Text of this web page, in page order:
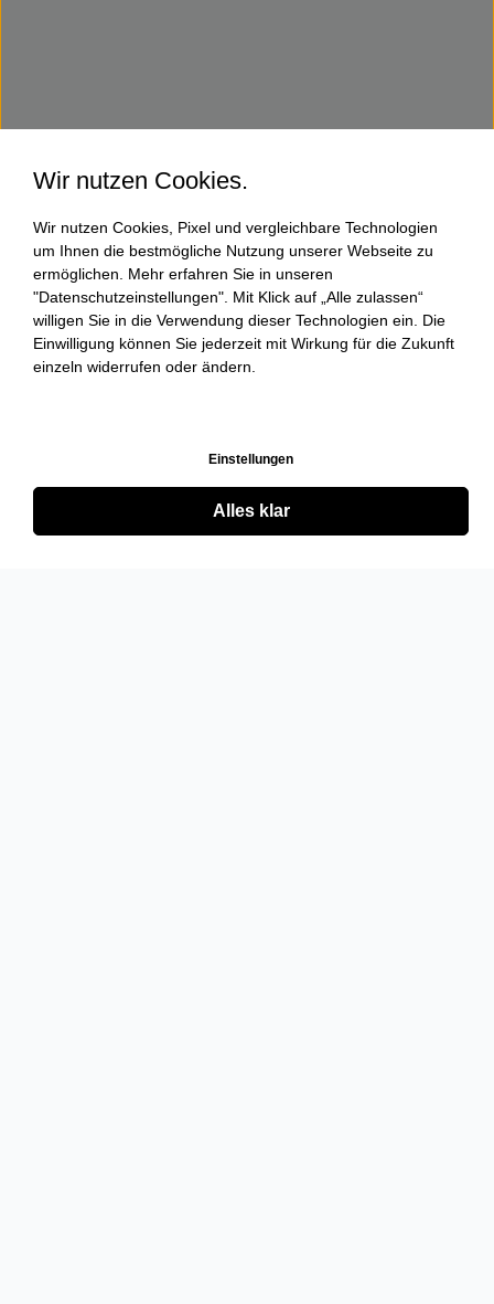
Wir nutzen Cookies.
Wir nutzen Cookies, Pixel und vergleichbare Technologien
um Ihnen die bestmögliche Nutzung unserer Webseite zu
ermöglichen. Mehr erfahren Sie in unseren
"Datenschutzeinstellungen". Mit Klick auf „Alle zulassen“
willigen Sie in die Verwendung dieser Technologien ein. Die
Einwilligung können Sie jederzeit mit Wirkung für die Zukunft
einzeln widerrufen oder ändern.
Einstellungen
Alles klar